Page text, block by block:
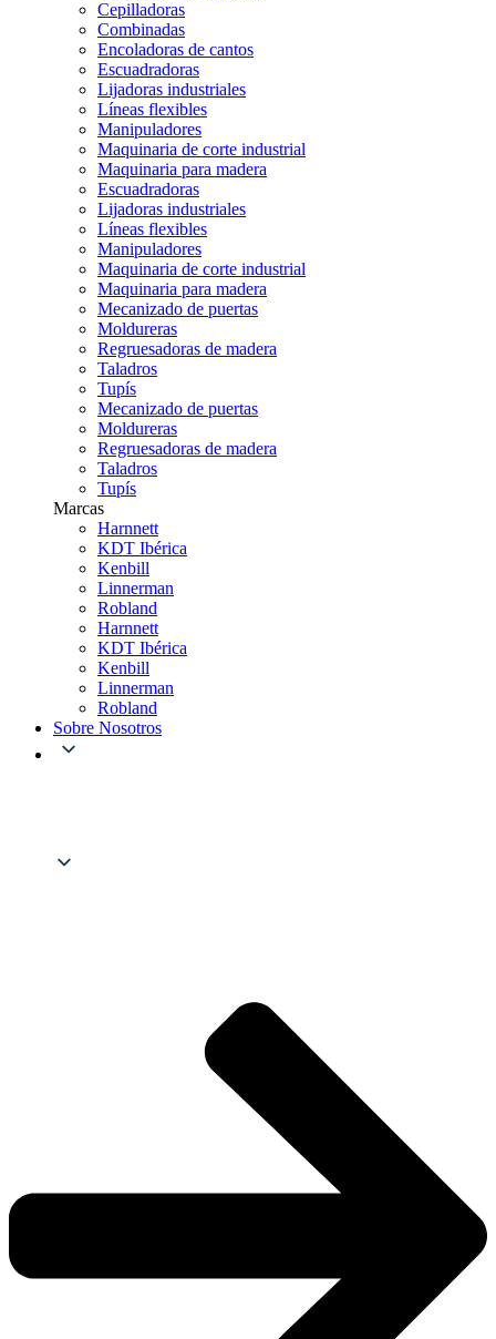
Cepilladoras
Combinadas
Encoladoras de cantos
Escuadradoras
Lijadoras industriales
Líneas flexibles
Manipuladores
Maquinaria de corte industrial
Maquinaria para madera
Escuadradoras
Lijadoras industriales
Líneas flexibles
Manipuladores
Maquinaria de corte industrial
Maquinaria para madera
Mecanizado de puertas
Moldureras
Regruesadoras de madera
Taladros
Tupís
Mecanizado de puertas
Moldureras
Regruesadoras de madera
Taladros
Tupís
Marcas
Harnnett
KDT Ibérica
Kenbill
Linnerman
Robland
Harnnett
KDT Ibérica
Kenbill
Linnerman
Robland
Sobre Nosotros